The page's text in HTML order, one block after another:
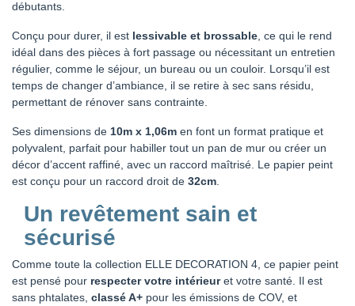
débutants.
Conçu pour durer, il est lessivable et brossable , ce qui le rend
idéal dans des pièces à fort passage ou nécessitant un entretien
régulier, comme le séjour, un bureau ou un couloir. Lorsqu’il est
temps de changer d’ambiance, il se retire à sec sans résidu,
permettant de rénover sans contrainte.
Ses dimensions de 10m x 1,06m en font un format pratique et
polyvalent, parfait pour habiller tout un pan de mur ou créer un
décor d’accent raffiné, avec un raccord maîtrisé. Le papier peint
est conçu pour un raccord droit de 32cm
Un revêtement sain et
sécurisé
Comme toute la collection ELLE DECORATION 4, ce papier peint
est pensé pour respecter votre intérieuret votre santé. Il est
sans phtalates, classé A+ pour les émissions de COV, et